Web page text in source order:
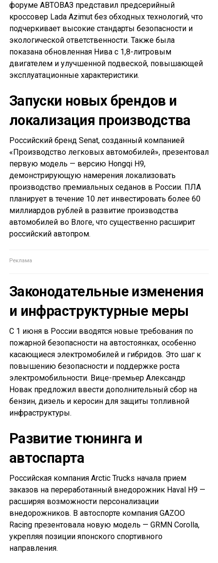
форуме АВТОВАЗ представил предсерийный
кроссовер Lada Azimut без обходных технологий, что
подчеркивает высокие стандарты безопасности и
экологической ответственности. Также была
показана обновленная Нива с 1,8-литровым
двигателем и улучшенной подвеской, повышающей
эксплуатационные характеристики.
Запуски новых брендов и
локализация производства
Российский бренд Senat, созданный компанией
«Производство легковых автомобилей», презентовал
первую модель — версию Hongqi H9,
демонстрирующую намерения локализовать
производство премиальных седанов в России. ПЛА
планирует в течение 10 лет инвестировать более 60
миллиардов рублей в развитие производства
автомобилей во Влоге, что существенно расширит
российский автопром.
Законодательные изменения
и инфраструктурные меры
С 1 июня в России вводятся новые требования по
пожарной безопасности на автостоянках, особенно
касающиеся электромобилей и гибридов. Это шаг к
повышению безопасности и поддержке роста
электромобильности. Вице-премьер Александр
Новак предложил ввести дополнительный сбор на
бензин, дизель и керосин для защиты топливной
инфраструктуры.
Развитие тюнинга и
автоспарта
Российская компания Arctic Trucks начала прием
заказов на переработанный внедорожник Haval H9 —
расширяя возможности персонализации
внедорожников. В автоспорте компания GAZOO
Racing презентовала новую модель — GRMN Corolla,
укрепляя позиции японского спортивного
направления.